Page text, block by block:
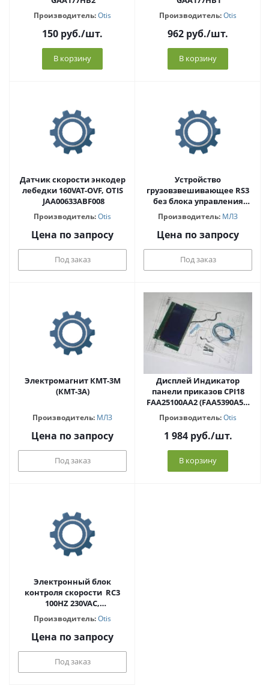
Производитель:Otis
150 руб./шт.
В корзину
Производитель:Otis
962 руб./шт.
В корзину
Датчик скорости энкодер
лебедки 160VAT-OVF, OTIS
JAA00633ABF008
Производитель:Otis
Цена по запросу
Под заказ
Устройство
грузовзвешивающее RS3
без блока управления
(комплект из 4- датчиков)
Производитель: МЛЗ
Цена по запросу
Под заказ
Электромагнит КМТ-3М
(КМТ-3А)
Производитель: МЛЗ
Цена по запросу
Под заказ
Дисплей Индикатор
панели приказов CPI18
FAA25100AA2 (FAA5390A56)
Производитель:Otis
1 984руб./шт.
В корзину
Электронный блок
контроля скорости RC3
100HZ 230VAC,
горизонтальный, OTIS
GAA639BM2
Производитель:Otis
Цена по запросу
Под заказ